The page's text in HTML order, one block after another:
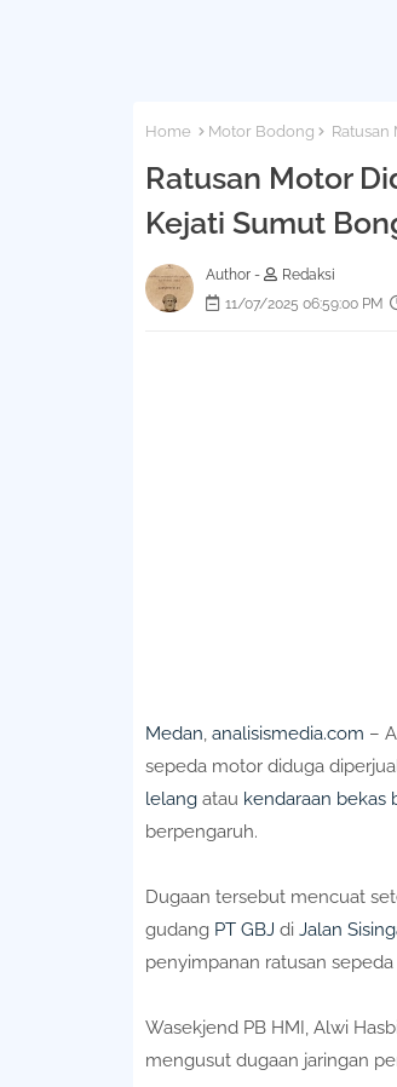
Home Motor Bodong Ratusan
Ratusan Motor
Kejati Sumut
Author -
Redaksi
11/07/2025 06:59:00 PM
Medan, analisismedia.com –
sepeda motor diduga
lelangatau kendaraan bekas
berpengaruh.
Dugaan tersebut mencuat
gudang PT GBJ di Jalan
penyimpanan ratusan
Wasekjend PB HMI, Alwi
mengusut dugaan jaringan